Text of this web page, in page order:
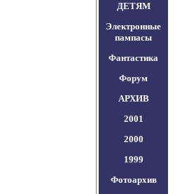
ДЕТЯМ
Электронные
пампасы
Фантастика
Форум
АРХИВ
2001
2000
1999
Фотоархив